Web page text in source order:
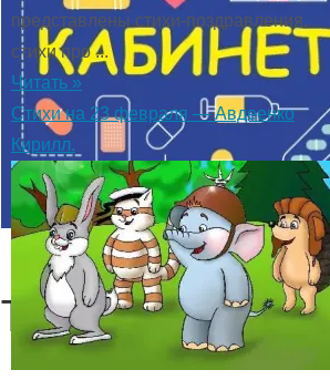
Таблетки
представлены стихи-поздравления,
стихи про ...
Читать »
Стихи на 23 февраля — Авдеенко
Кирилл.